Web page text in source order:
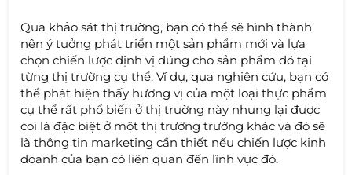
Qua khảo sát thị trường, bạn có thể sẽ hình thành
nên ý tưởng phát triển một sản phẩm mới và lựa
chọn chiến lược định vị đúng cho sản phẩm đó tại
từng thị trường cụ thể. Ví dụ, qua nghiên cứu, bạn có
thể phát hiện thấy hương vị của một loại thực phẩm
cụ thể rất phổ biến ở thị trường này nhưng lại được
coi là đặc biệt ở một thị trường trường khác và đó sẽ
là thông tin marketing cần thiết nếu chiến lược kinh
doanh của bạn có liên quan đến lĩnh vực đó.